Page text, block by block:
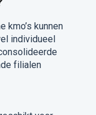
kmo’s kunnen
individueel
filialen